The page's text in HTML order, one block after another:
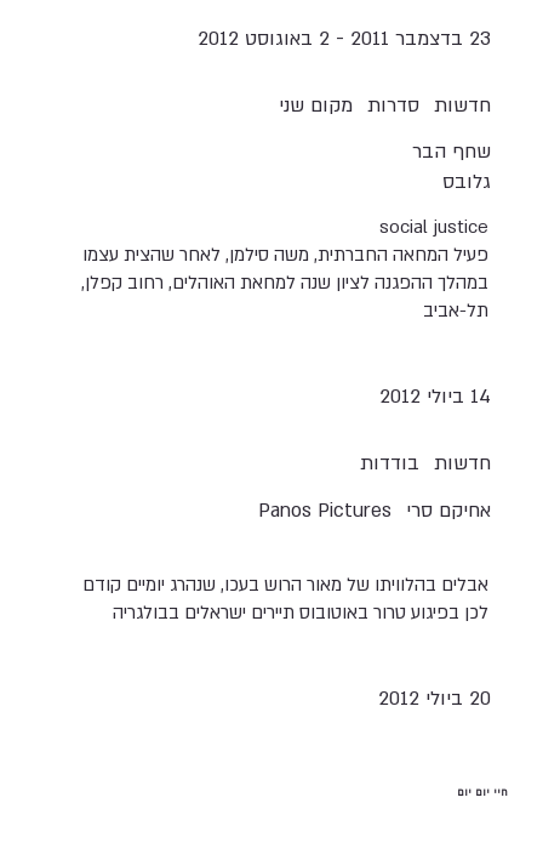
23 בדצמבר 2011 - 2 באוגוסט 2012
מקום שני סדרות חדשות
שחף הבר
גלובס
social justice
פעיל המחאה החברתית, משה סילמן, לאחר שהצית עצמו
במהלך ההפגנה לציון שנה למחאת האוהלים, רחוב קפלן,
תל-אביב
14 ביולי 2012
בודדות חדשות
Panos Pictures
אחיקם סרי
אבלים בהלוויתו של מאור הרוש בעכו, שנהרג יומיים קודם
לכן בפיגוע טרור באוטובוס תיירים ישראלים בבולגריה
20 ביולי 2012
חיי יום יום